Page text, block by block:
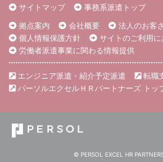
サイトマップ
事務系派遣トップ
拠点案内
会社概要
法人のお客
個人情報保護方針
サイトのご利用に
労働者派遣事業に関わる情報提供
エンジニア派遣・紹介予定派遣
転職
パーソルエクセルＨＲパートナーズ トッ
© PERSOL EXCEL HR